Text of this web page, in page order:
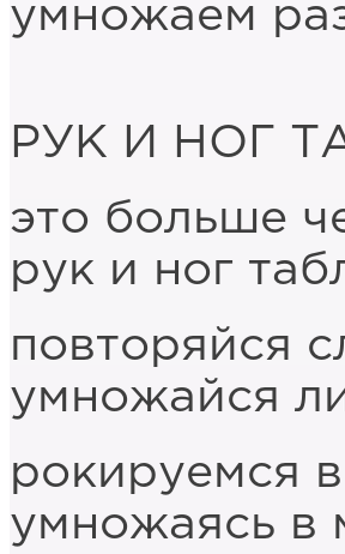
умножаем
РУК И НОГ
это больше
рук и ног
повторяйся
умножайся
рокируемся
умножаясь в